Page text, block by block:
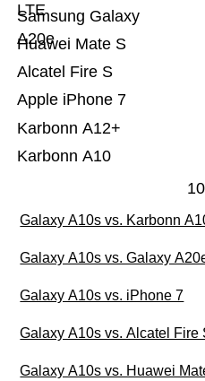
Karbonn A10
Karbonn A12+
Apple iPhone 7
Alcatel Fire S
Huawei Mate S
Samsung Galaxy
A20e
LTE
Galaxy A10s vs. Karbonn
Galaxy A10s vs. Galaxy
Galaxy A10s vs. iPhone 7
Galaxy A10s vs. Alcatel Fire
Galaxy A10s vs. Huawei